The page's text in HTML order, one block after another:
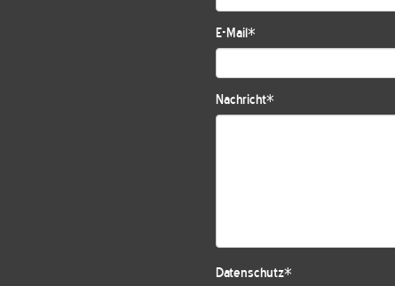
E-Mail*
Nachricht*
Datenschutz*